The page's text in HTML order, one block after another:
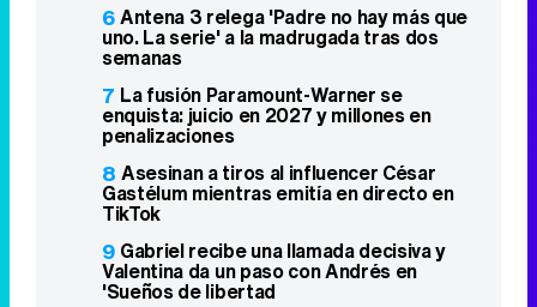
6Antena 3 relega 'Padre no hay más que
uno. La serie' a la madrugada tras dos
semanas
7 La fusión Paramount-Warner se
enquista: juicio en 2027 y millones en
penalizaciones
8 Asesinan a tiros al influencer César
Gastélum mientras emitía en directo en
TikTok
9 Gabriel recibe una llamada decisiva y
Valentina da un paso con Andrés en
'Sueños de libertad